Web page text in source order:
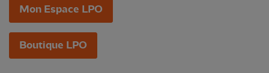
Mon Espace LPO
Boutique LPO